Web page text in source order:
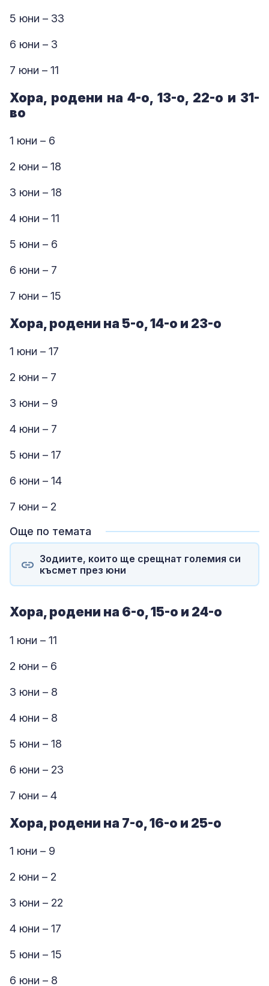
5 юни – 33
6 юни – 3
7 юни – 11
Хора, родени на 4-о, 13-о, 22-о и 31-
во
1 юни – 6
2 юни – 18
3 юни – 18
4 юни – 11
5 юни – 6
6 юни – 7
7 юни – 15
Хора, родени на 5-о, 14-о и 23-о
1 юни – 17
2 юни – 7
3 юни – 9
4 юни – 7
5 юни – 17
6 юни – 14
7 юни – 2
Още по темата
Зодиите, които ще срещнат големия си
късмет през юни
Хора, родени на 6-о, 15-о и 24-о
1 юни – 11
2 юни – 6
3 юни – 8
4 юни – 8
5 юни – 18
6 юни – 23
7 юни – 4
Хора, родени на 7-о, 16-о и 25-о
1 юни – 9
2 юни – 2
3 юни – 22
4 юни – 17
5 юни – 15
6 юни – 8